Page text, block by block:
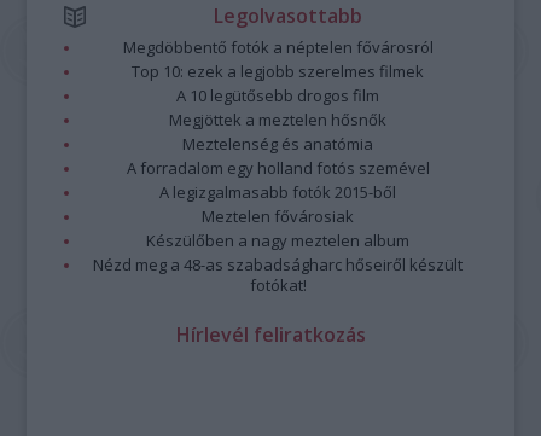
Legolvasottabb
Megdöbbentő fotók a néptelen fővárosról
Top 10: ezek a legjobb szerelmes filmek
A 10 legütősebb drogos film
Megjöttek a meztelen hősnők
Meztelenség és anatómia
A forradalom egy holland fotós szemével
A legizgalmasabb fotók 2015-ből
Meztelen fővárosiak
Készülőben a nagy meztelen album
Nézd meg a 48-as szabadságharc hőseiről készült
fotókat!
Hírlevél feliratkozás